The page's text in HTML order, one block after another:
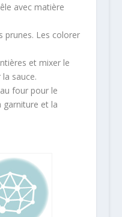
avec matière
prunes. Les colorer
et mixer le
sauce.
four pour le
garniture et la